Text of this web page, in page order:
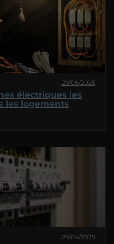
29/08/2025
électriques les
les logements
29/04/2025